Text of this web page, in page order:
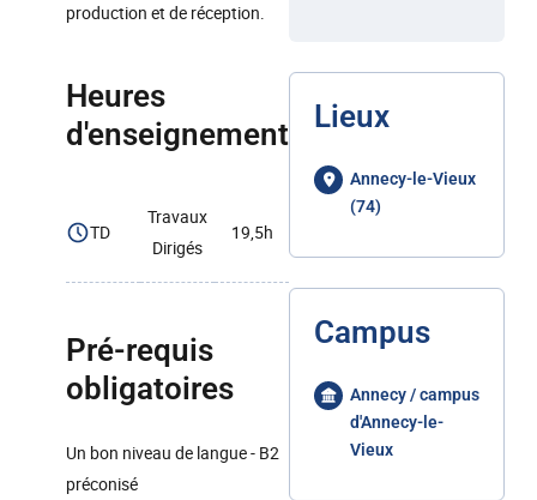
production et de réception.
Heures
d'enseignement
TD
Travaux
Dirigés
19,5h
Pré-requis
obligatoires
Un bon niveau de langue - B2
préconisé
Lieux
Annecy-le-Vieux
(74)
Campus
Annecy / campus
d'Annecy-le-
Vieux